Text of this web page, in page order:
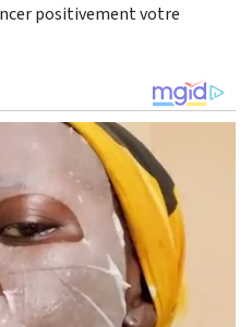
positivement votre